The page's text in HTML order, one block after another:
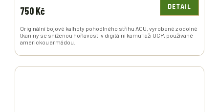
750 Kč DETAIL
Originální bojové kalhoty pohodlného střihu ACU, vyrobené z odolné
tkaniny se sníženou hořlavostí v digitální kamufláži UCP, používané
americkou armádou.